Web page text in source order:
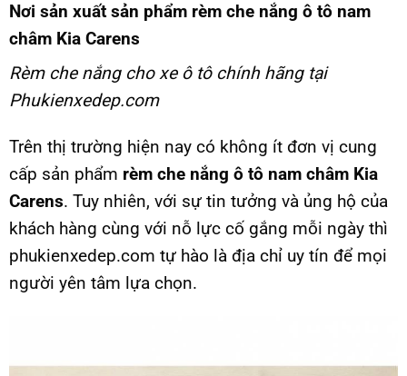
Nơi sản xuất sản phẩm rèm che nắng ô tô nam
châm Kia Carens
Rèm che nắng cho xe ô tô chính hãng tại
Phukienxedep.com
Trên thị trường hiện nay có không ít đơn vị cung
cấp sản phẩm rèm che nắng ô tô nam châm Kia
Carens. Tuy nhiên, với sự tin tưởng và ủng hộ của
khách hàng cùng với nỗ lực cố gắng mỗi ngày thì
phukienxedep.com tự hào là địa chỉ uy tín để mọi
người yên tâm lựa chọn.